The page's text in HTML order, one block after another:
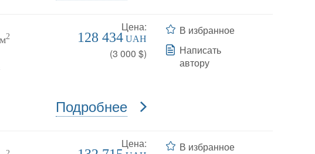
2
Цена:
128 434UAH
(3 000 $)
Подробнее
В избранное
Написать
автору
Цена:
В избранное